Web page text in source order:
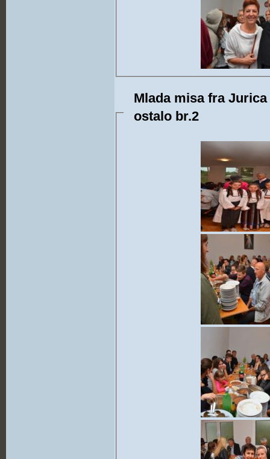
Mlada misa fra
ostalo br.2